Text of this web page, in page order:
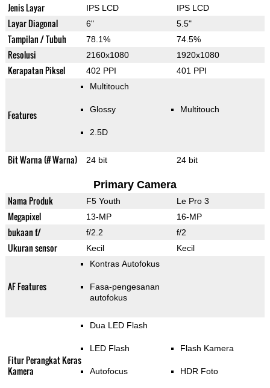
Jenis Layar IPS LCD IPS LCD
Layar Diagonal 6" 5.5"
Tampilan / Tubuh 78.1% 74.5%
Resolusi 2160x1080 1920x1080
Kerapatan Piksel 402 PPI 401 PPI
Features
Multitouch
Glossy
2.5D
Multitouch
Bit Warna (# Warna) 24 bit 24 bit
Primary Camera
Nama Produk F5 Youth Le Pro 3
Megapixel 13-MP 16-MP
bukaan f/ f/2.2 f/2
Ukuran sensor Kecil Kecil
AF Features
Kontras Autofokus
Fasa-pengesanan
autofokus
Fitur Perangkat Keras
Kamera
Dua LED Flash
LED Flash
Autofocus
Flash Kamera
HDR Foto